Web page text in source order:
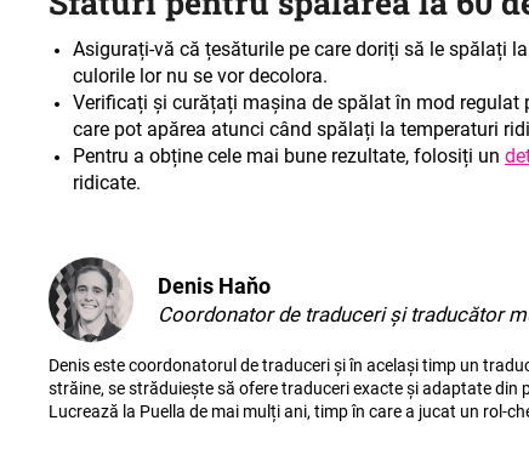
Asigurați-vă că țesăturile pe care doriți să le spălați
culorile lor nu se vor decolora.
Verificați și curățați mașina de spălat în mod regulat
care pot apărea atunci când spălați la temperaturi
Pentru a obține cele mai bune rezultate, folosiți un
ridicate.
Denis Haňo
Coordonator de traduceri și traducător
Denis este coordonatorul de traduceri și în același timp un
străine, se străduiește să ofere traduceri exacte și adaptate
Lucrează la Puella de mai mulți ani, timp în care a jucat un rol-